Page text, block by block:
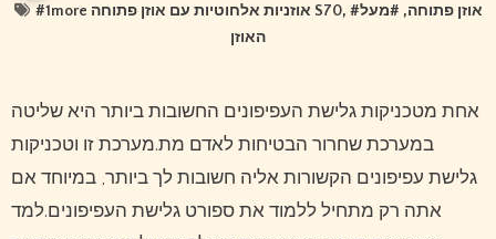
# 1more אוזניות אלחוטיות עם אוזן פתוחה S70, # אוזן פתוחה, #מעל
האוזן
אחת מטכניקות גלישת העפיפונים החשובות ביותר היא שליטה
במערכת שחרור הבטיחות לאדם מת.מערכת זו וטכניקות
גלישת עפיפונים הקשורות אליה חשובות לך ביותר, במיוחד אם
אתה רק מתחיל ללמוד את ספורט גלישת העפיפונים.למד